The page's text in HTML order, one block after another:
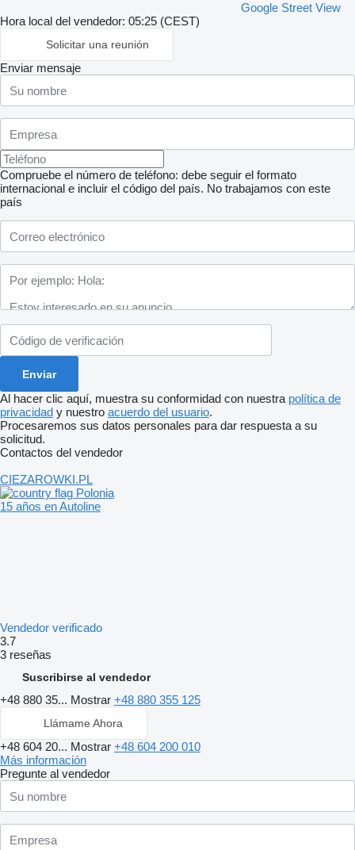
Google Street View
Hora local del vendedor: 05:25 (CEST)
Solicitar una reunión
Enviar mensaje
Compruebe el número de teléfono: debe seguir el formato
internacional e incluir el código del país. No trabajamos con este
país
Al hacer clic aquí, muestra su conformidad con nuestra política de
privacidad y nuestro acuerdo del usuario.
Procesaremos sus datos personales para dar respuesta a su
solicitud.
Contactos del vendedor
CIEZAROWKI.PL
Polonia
15 años en Autoline
Vendedor verificado
3.7
3 reseñas
Suscribirse al vendedor
+48 880 35... Mostrar +48 880 355 125
Llámame Ahora
+48 604 20... Mostrar +48 604 200 010
Más información
Pregunte al vendedor